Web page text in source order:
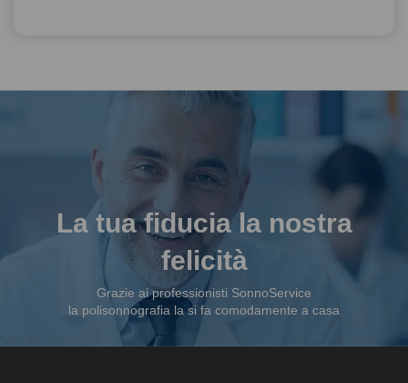
La tua fiducia la nostra
felicità
Grazie ai professionisti SonnoService
la polisonnografia la si fa comodamente a casa